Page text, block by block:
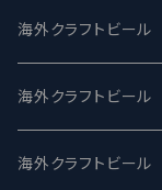
ビアへるん - Beer
忽布古丹醸造 -
ワイマーケットブ
Toppling Goliath
Fair State フェア
Lagunitas ラグニ
SAIREN /サイレ
ワイルドチャイルド
BrewDog Brewery -
gweilo-鬼佬 グウァ
Heart Of Darkness
Carbon brews -カ
海外クラフトビール
ROCKY RIDGE - ロ
BODRIGGY
海外クラフトビー
Jackie O's ジャッ
海外クラフトビー